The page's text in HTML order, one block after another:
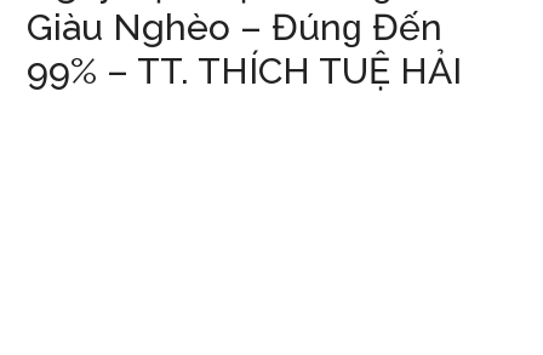
Giàu Nghèo – Đúnɡ Đến
99% – TT. THÍCH TUỆ HẢI